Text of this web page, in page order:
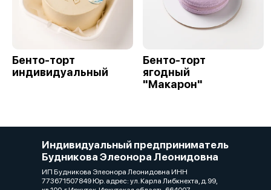
Бенто-торт
индивидуальный
Бенто-торт
ягодный
"Макарон"
Индивидуальный предприниматель
Будникова Элеонора Леонидовна
ИП Будникова Элеонора Леонидовна ИНН
773671507849 Юр. адрес: ул. Карла Либкнехта, д.99,